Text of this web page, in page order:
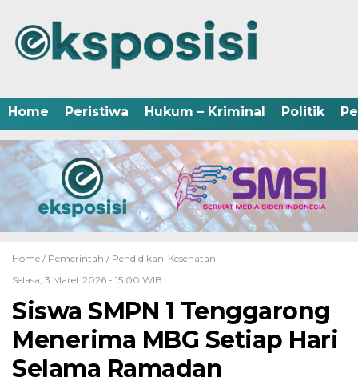
Home Peristiwa Hukum – Kriminal Politik
Home / Pemerintah / Pendidikan-Kesehatan
Selasa, 3 Maret 2026 - 15:00 WIB
Siswa SMPN 1 Tenggarong
Menerima MBG Setiap Hari
Selama Ramadan